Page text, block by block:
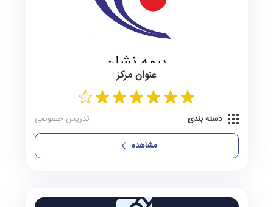
عنوان مرکز
دسته بندی
تدریس خصوصی
مشاهده